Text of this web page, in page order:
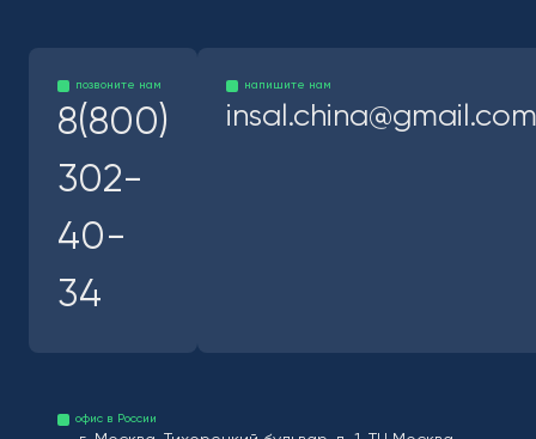
позвоните нам
8(800)
302-
40-
34
напишите нам
insal.china@gmail.com
офис в России